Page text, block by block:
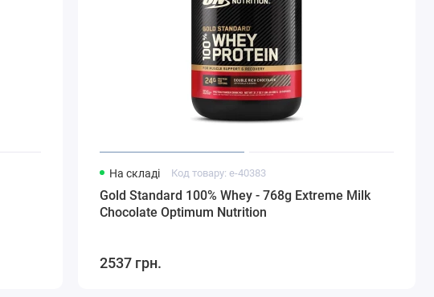
На складі Код товару: e-40383
Gold Standard 100% Whey - 768g Extreme Milk
Chocolate Optimum Nutrition
2537 грн.